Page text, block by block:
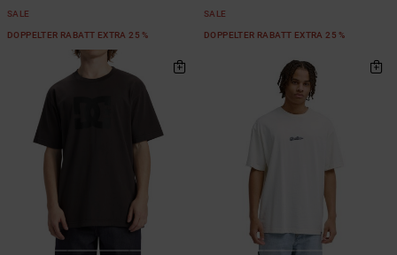
SALE
DOPPELTER RABATT EXTRA 25 %
SALE
DOPPELTER RABATT EXTRA 25 %